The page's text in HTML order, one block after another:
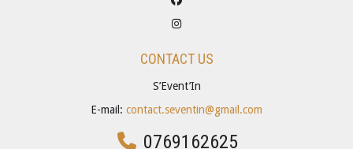
CONTACT US
S’Event’In
E-mail: contact.seventin@gmail.com
0769162625